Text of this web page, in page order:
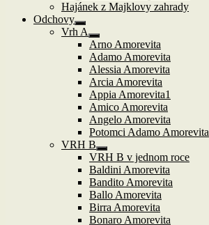
Hajánek z Majklovy zahrady
Odchovy
Zobrazit
podřazené
položky
Vrh A
Zobrazit
podřazené
položky
Arno Amorevita
Adamo Amorevita
Alessia Amorevita
Arcia Amorevita
Appia Amorevita1
Amico Amorevita
Angelo Amorevita
Potomci Adamo Amorevita
VRH B
Zobrazit
podřazené
položky
VRH B v jednom roce
Baldini Amorevita
Bandito Amorevita
Ballo Amorevita
Birra Amorevita
Bonaro Amorevita